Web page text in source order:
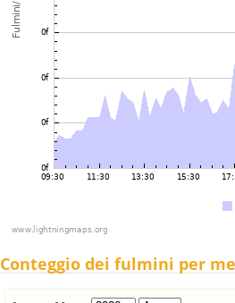
Conteggio dei fulmini per